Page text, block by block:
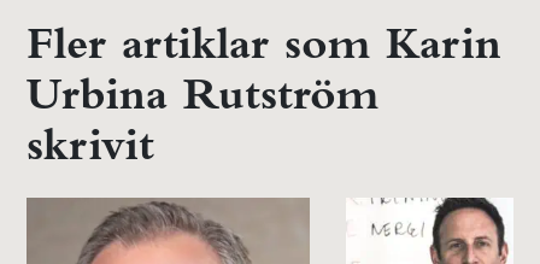
Fler artiklar som Karin
Urbina Rutström
skrivit